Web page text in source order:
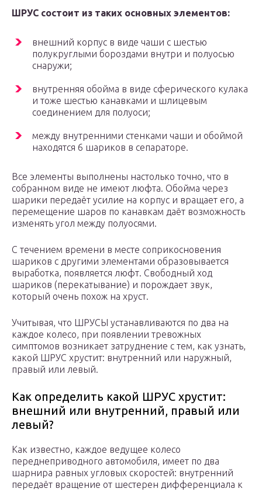
ШРУС состоит из таких основных элементов:
внешний корпус в виде чаши с шестью
полукруглыми бороздами внутри и полуосью
снаружи;
внутренняя обойма в виде сферического кулака
и тоже шестью канавками и шлицевым
соединением для полуоси;
между внутренними стенками чаши и обоймой
находятся 6 шариков в сепараторе.
Все элементы выполнены настолько точно, что в
собранном виде не имеют люфта. Обойма через
шарики передаёт усилие на корпус и вращает его, а
перемещение шаров по канавкам даёт возможность
изменять угол между полуосями.
С течением времени в месте соприкосновения
шариков с другими элементами образовывается
выработка, появляется люфт. Свободный ход
шариков (перекатывание) и порождает звук,
который очень похож на хруст.
Учитывая, что ШРУСЫ устанавливаются по два на
каждое колесо, при появлении тревожных
симптомов возникает затруднение с тем, как узнать,
какой ШРУС хрустит: внутренний или наружный,
правый или левый.
Как определить какой ШРУС хрустит:
внешний или внутренний, правый или
левый?
Как известно, каждое ведущее колесо
переднеприводного автомобиля, имеет по два
шарнира равных угловых скоростей: внутренний
передаёт вращение от шестерен дифференциала к